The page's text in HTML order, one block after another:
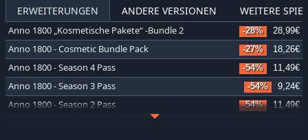
ERWEITERUNGEN ANDERE VERSIONEN WEITERE
Anno 1800 „Kosmetische Pakete“ -Bundle 2 -28% 28,99€
Anno 1800 - Cosmetic Bundle Pack -27% 18,26€
Anno 1800 - Season 4 Pass -54% 11,49€
Anno 1800 - Season 3 Pass -54% 9,24€
Anno 1800 - Season 2 Pass -54% 11,49€